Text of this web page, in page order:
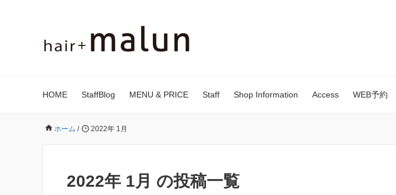
HOME StaffBlog MENU & PRICE Staff Shop Information Access WEB予約
ホーム / 2022年 1月
2022年 1月 の投稿一覧